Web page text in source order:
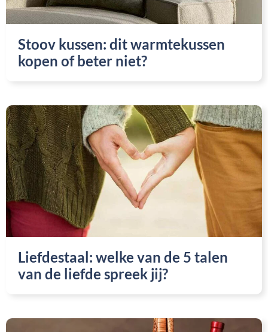
Stoov kussen: dit warmtekussen
kopen of beter niet?
Liefdestaal: welke van de 5 talen
van de liefde spreek jij?